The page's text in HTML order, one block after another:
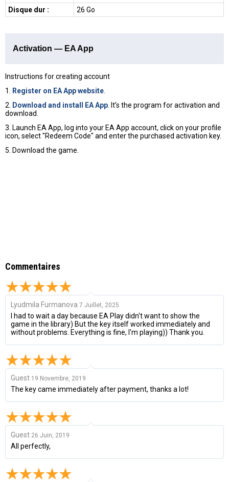
Disque dur :
26 Go
Activation — EA App
Instructions for creating account
1. Register on EA App website
2. Download and install EA App . It’s the program for activation and
download.
3. Launch EA App, log into your EA App account, click on your profile
icon, select "Redeem Code" and enter the purchased activation key.
5. Download the game.
Commentaires
Lyudmila Furmanova 7 Juillet, 2025
I had to wait a day because EA Play didn't want to show the
game in the library) But the key itself worked immediately and
without problems. Everything is fine, I'm playing)) Thank you.
Guest 19 Novembre, 2019
The key came immediately after payment, thanks a lot!
Guest 26 Juin, 2019
All perfectly,